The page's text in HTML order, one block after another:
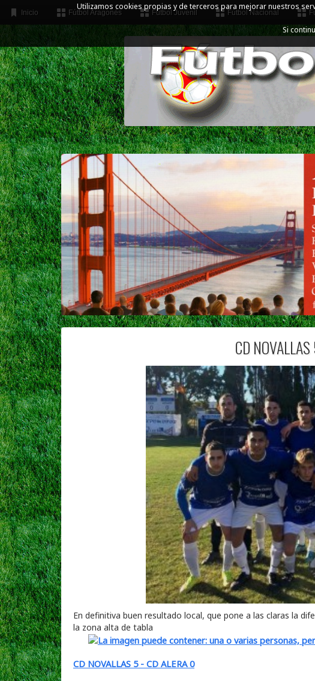
Utilizamos cookies propias y de terceros para mejorar nuestros
Si
Inicio Fútbol Aragonés Fútbol Juvenil Fútbol Nacional
CD
En definitiva buen resultado local, que pone a las claras la
la zona alta de tabla
CD NOVALLAS 5 - CD ALERA 0